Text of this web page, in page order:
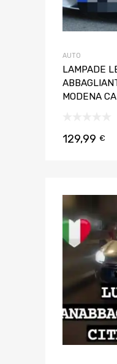
AUTO
LAMPADE
MODENA
129,99 €